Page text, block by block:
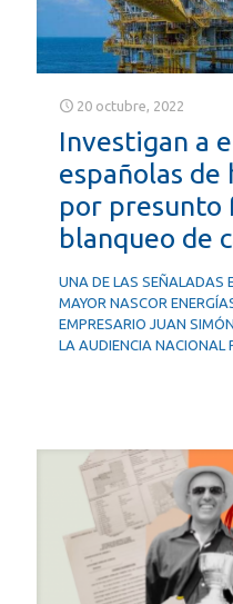
20 octubre, 2022
Investigan a
españolas
por presunto
blanqueo de
UNA DE LAS SEÑALADAS
MAYOR NASCOR
EMPRESARIO JUAN
LA AUDIENCIA